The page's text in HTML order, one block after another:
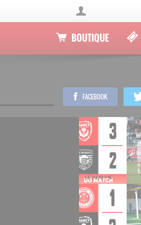
BOUTIQUE
FACEBOOK